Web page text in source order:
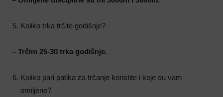
Koliko trka trčite godišnje?
– Trčim 25-30 trka godišnje.
Koliko pari patika za trčanje koristite i koje su vam
omiljene?